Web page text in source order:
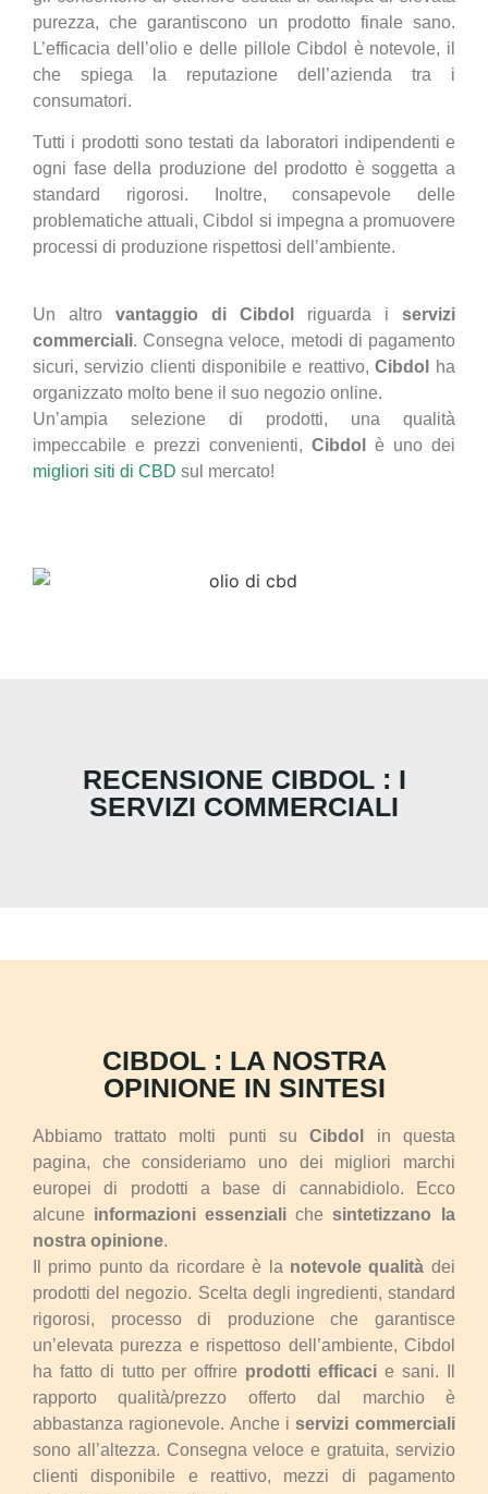
purezza, che garantiscono un prodotto finale sano.
L’efficacia dell’olio e delle pillole Cibdol è notevole, il
che spiega la reputazione dell’azienda tra i
consumatori.
Tutti i prodotti sono testati da laboratori indipendenti e
ogni fase della produzione del prodotto è soggetta a
standard rigorosi. Inoltre, consapevole delle
problematiche attuali, Cibdol si impegna a promuovere
processi di produzione rispettosi dell’ambiente.
Un altro vantaggio di Cibdol riguarda i servizi
commerciali. Consegna veloce, metodi di pagamento
sicuri, servizio clienti disponibile e reattivo, Cibdol
ha
organizzato molto bene il suo negozio online.
Un’ampia selezione di prodotti, una qualità
impeccabile e prezzi convenienti, Cibdol
è uno dei
migliori siti di CBD sul mercato!
RECENSIONE CIBDOL : I
SERVIZI COMMERCIALI
CIBDOL : LA NOSTRA
OPINIONE IN SINTESI
Abbiamo trattato molti punti su Cibdol
in questa
pagina, che consideriamo uno dei migliori marchi
europei di prodotti a base di cannabidiolo. Ecco
alcune informazioni essenziali che sintetizzano la
nostra opinione.
Il primo punto da ricordare è la notevole qualità dei
prodotti del negozio. Scelta degli ingredienti, standard
rigorosi, processo di produzione che garantisce
un’elevata purezza e rispettoso dell’ambiente, Cibdol
ha fatto di tutto per offrire prodotti efficaci e sani. Il
rapporto qualità/prezzo offerto dal marchio è
abbastanza ragionevole. Anche i servizi commerciali
sono all’altezza. Consegna veloce e gratuita, servizio
clienti disponibile e reattivo, mezzi di pagamento